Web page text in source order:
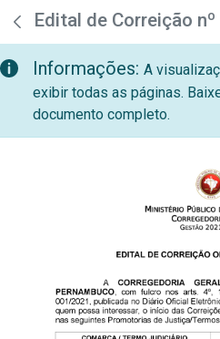
Pular para o Conteúdo principal
teste descricao
Edital de Correição
Informações: A
exibir todas as páginas.
documento completo.